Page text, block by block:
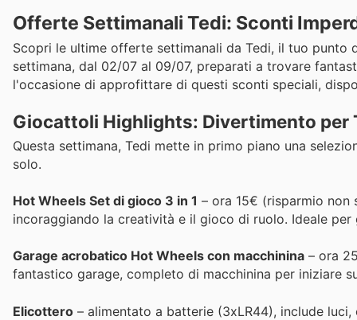
Offerte Settimanali Tedi: Sconti
Scopri le ultime offerte settimanali da Tedi, il tuo
settimana, dal 02/07 al 09/07, preparati a trovare
l'occasione di approfittare di questi sconti speciali,
Giocattoli Highlights: Divertimento per
Questa settimana, Tedi mette in primo piano una
solo.
Hot Wheels Set di gioco 3 in 1 – ora 15€ (risparmio
incoraggiando la creatività e il gioco di ruolo. Ideale
Garage acrobatico Hot Wheels con macchinina – ora
fantastico garage, completo di macchinina per iniziare
Elicottero – alimentato a batterie (3xLR44), include